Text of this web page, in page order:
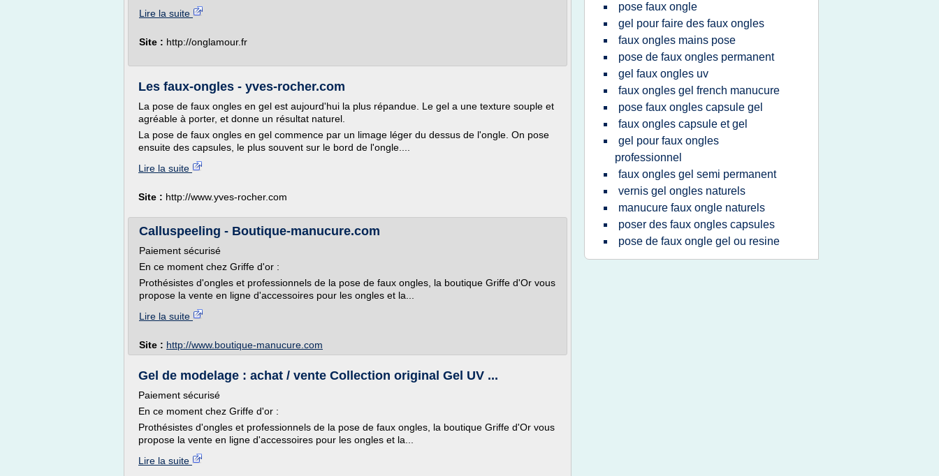
Lire la suite
Site : http://onglamour.fr
Les faux-ongles - yves-rocher.com
La pose de faux ongles en gel est aujourd'hui la plus répandue. Le gel a une texture souple et
agréable à porter, et donne un résultat naturel.
La pose de faux ongles en gel commence par un limage léger du dessus de l'ongle. On pose
ensuite des capsules, le plus souvent sur le bord de l'ongle....
Lire la suite
Site : http://www.yves-rocher.com
Calluspeeling - Boutique-manucure.com
Paiement sécurisé
En ce moment chez Griffe d'or :
Prothésistes d'ongles et professionnels de la pose de faux ongles, la boutique Griffe d'Or vous
propose la vente en ligne d'accessoires pour les ongles et la...
Lire la suite
Site : http://www.boutique-manucure.com
Gel de modelage : achat / vente Collection original Gel UV ...
Paiement sécurisé
En ce moment chez Griffe d'or :
Prothésistes d'ongles et professionnels de la pose de faux ongles, la boutique Griffe d'Or vous
propose la vente en ligne d'accessoires pour les ongles et la...
Lire la suite
pose faux ongle
gel pour faire des faux ongles
faux ongles mains pose
pose de faux ongles permanent
gel faux ongles uv
faux ongles gel french manucure
pose faux ongles capsule gel
faux ongles capsule et gel
gel pour faux ongles
professionnel
faux ongles gel semi permanent
vernis gel ongles naturels
manucure faux ongle naturels
poser des faux ongles capsules
pose de faux ongle gel ou resine